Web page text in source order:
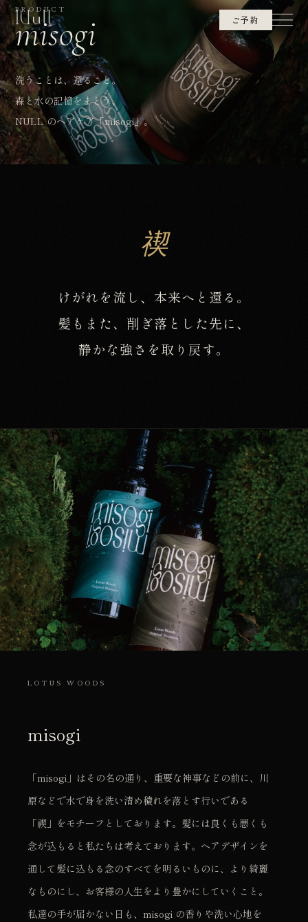
PRODUCT
misogi
洗うことは、還ること。
森と水の記憶をまとう、
NULL のヘアケア「misogi」。
禊
けがれを流し、本来へと還る。
髪もまた、削ぎ落とした先に、
静かな強さを取り戻す。
LOTUS WOODS
misogi
「misogi」はその名の通り、重要な神事などの前に、川
原などで水で身を洗い清め穢れを落とす行いである
「禊」をモチーフとしております。髪には良くも悪くも
念が込もると私たちは考えております。ヘアデザインを
通して髪に込もる念のすべてを明るいものに、より綺麗
なものにし、お客様の人生をより豊かにしていくこと。
私達の手が届かない日も、misogi の香りや洗い心地を
ご予約